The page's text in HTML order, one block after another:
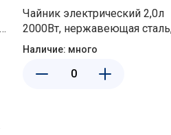
Чайник электрический 2,0л
2000Вт, нержавеющая
диск, цветы на белом
Наличие: много